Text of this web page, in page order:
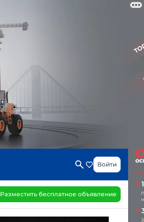
Войти
Разместить бесплатное объявление